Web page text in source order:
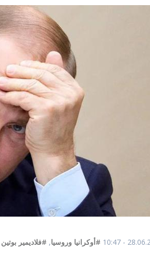
#أوكرانيا وروسيا, #فلاديمير بوتين